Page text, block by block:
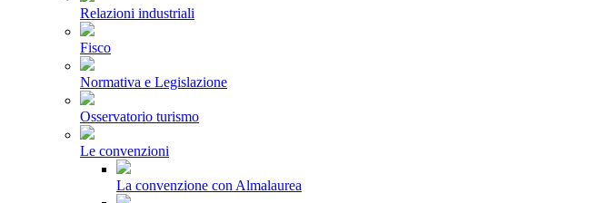
Relazioni industriali
Fisco
Normativa e Legislazione
Osservatorio turismo
Le convenzioni
La convenzione con Almalaurea